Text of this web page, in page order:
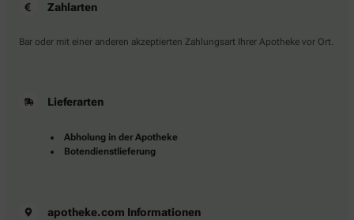
Zahlarten
Bar oder mit einer anderen akzeptierten Zahlungsart Ihrer Apotheke vor Ort.
Lieferarten
Abholung in der Apotheke
Botendienstlieferung
apotheke.com Informationen